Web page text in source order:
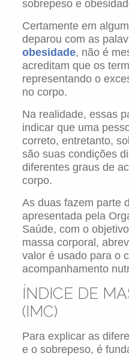
Certamente em
deparou com as
obesidade, não é
acreditam que os
representando o
no corpo.
Na realidade, essas
indicar que uma
correto, entretanto,
são suas condições
diferentes graus de
corpo.
As duas fazem parte
apresentada pela
Saúde, com o
massa corporal,
valor é usado para o
acompanhamento
ÍNDICE DE
(IMC)
Para explicar as
e o sobrepeso, é